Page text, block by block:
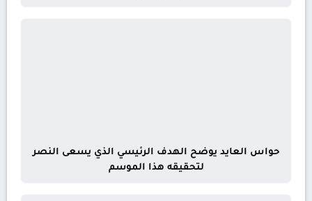
حواس العايد يوضح الهدف الرئيسي الذي يسعى النصر
لتحقيقه هذا الموسم